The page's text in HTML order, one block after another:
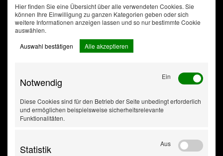
Zusatzdaten
Inhalt [Liter]
1
chem. Eigenschaft
Gebindeart
Hier finden Sie eine Übersicht über alle verwendeten Cookies. Sie
können Ihre Einwilligung zu ganzen Kategorien geben oder sich
weitere Informationen anzeigen lassen und so nur bestimmte Cookie
auswählen.
Auswahl bestätigen
Alle akzeptieren
Notwendig Ein
Diese Cookies sind für den Betrieb der Seite unbedingt erforderlich
und ermöglichen beispielsweise sicherheitsrelevante
Funktionalitäten.
Statistik Aus